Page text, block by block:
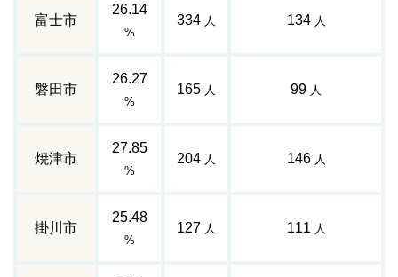
富士市
26.14
%
334 人 134 人
磐田市
26.27
%
165 人 99 人
焼津市
27.85
%
204 人 146 人
掛川市
25.48
%
127 人 111 人